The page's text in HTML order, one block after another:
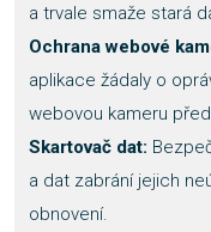
a trvale smaže stará
Ochrana webové
aplikace žádaly o
webovou kameru
Skartovač dat:
a dat zabrání jejich
obnovení.